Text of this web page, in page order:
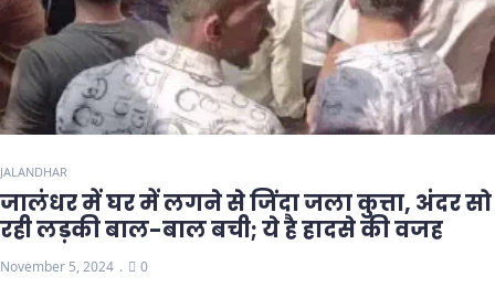
JALANDHAR
जालंधर में घर में लगने से जिंदा जला कुत्ता, अंदर सो
रही लड़की बाल-बाल बची; ये है हादसे की वजह
November 5, 2024 0